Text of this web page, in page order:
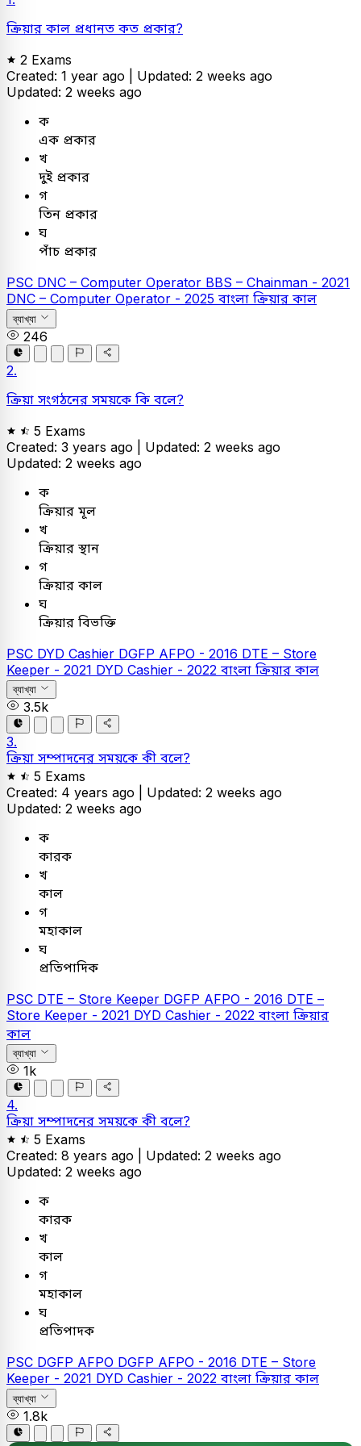
ক্রিয়ার কাল প্রধানত কত প্রকার?
2 Exams
Created: 1 year ago | Updated: 2 weeks ago
Updated: 2 weeks ago
ক
এক প্রকার
খ
দুই প্রকার
গ
তিন প্রকার
ঘ
পাঁচ প্রকার
PSC DNC – Computer Operator BBS – Chainman - 2021
DNC – Computer Operator - 2025 বাংলা ক্রিয়ার কাল
ব্যাখ্যা
246
2.
ক্রিয়া সংগঠনের সময়কে কি বলে?
5 Exams
Created: 3 years ago | Updated: 2 weeks ago
Updated: 2 weeks ago
ক
ক্রিয়ার মূল
খ
ক্রিয়ার স্থান
গ
ক্রিয়ার কাল
ঘ
ক্রিয়ার বিভক্তি
PSC DYD Cashier DGFP AFPO - 2016 DTE – Store
Keeper - 2021 DYD Cashier - 2022 বাংলা ক্রিয়ার কাল
ব্যাখ্যা
3.5k
3.
ক্রিয়া সম্পাদনের সময়কে কী বলে?
5 Exams
Created: 4 years ago | Updated: 2 weeks ago
Updated: 2 weeks ago
ক
কারক
খ
কাল
গ
মহাকাল
ঘ
প্রতিপাদিক
PSC DTE – Store Keeper DGFP AFPO - 2016 DTE –
Store Keeper - 2021 DYD Cashier - 2022 বাংলা ক্রিয়ার
কাল
ব্যাখ্যা
1k
4.
ক্রিয়া সম্পাদনের সময়কে কী বলে?
5 Exams
Created: 8 years ago | Updated: 2 weeks ago
Updated: 2 weeks ago
ক
কারক
খ
কাল
গ
মহাকাল
ঘ
প্রতিপাদক
PSC DGFP AFPO DGFP AFPO - 2016 DTE – Store
Keeper - 2021 DYD Cashier - 2022 বাংলা ক্রিয়ার কাল
ব্যাখ্যা
1.8k